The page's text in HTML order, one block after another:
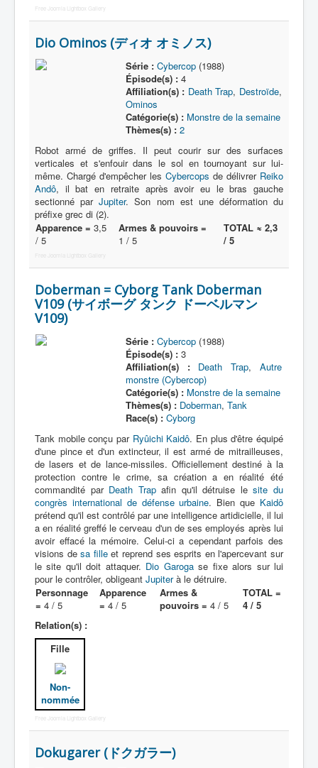
Free Joomla Lightbox Gallery
Dio Ominos (ディオ オミノス)
Série : Cybercop(1988)
Épisode(s) :4
Affiliation(s) : Death Trap, Destroïde,
Ominos
Catégorie(s) : Monstre de la semaine
Thèmes(s) : 2
Robot armé de griffes. Il peut courir sur des surfaces
verticales et s'enfouir dans le sol en tournoyant sur lui-
même. Chargé d'empêcher les Cybercops de délivrer Reiko
Andô, il bat en retraite après avoir eu le bras gauche
sectionné parJupiter. Son nom est une déformation du
préfixe grec di (2).
Apparence = 3,5
/ 5
Armes & pouvoirs =
1 / 5
TOTAL ≈ 2,3
/ 5
Doberman = Cyborg Tank Doberman
V109 (サイボーグ タンク ドーベルマン
V109)
Série : Cybercop(1988)
Épisode(s) :3
Affiliation(s) :
Death Trap, Autre
monstre (Cybercop)
Catégorie(s) : Monstre de la semaine
Thèmes(s) : Doberman, Tank
Race(s) : Cyborg
Tank mobile conçu par Ryûichi Kaidô. En plus d'être équipé
d'une pince et d'un extincteur, il est armé de mitrailleuses,
de lasers et de lance-missiles. Officiellement destiné à la
protection contre le crime, sa création a en réalité été
commandité par Death Trapafin qu'il détruise lesite du
congrès international de défense urbaine. Bien que Kaidô
prétend qu'il est contrôlé par une intelligence artidicielle, il lui
a en réalité greffé le cerveau d'un de ses employés après lui
avoir effacé la mémoire. Celui-ci a cependant parfois des
visions desa filleet reprend ses esprits en l'apercevant sur
le site qu'il doit attaquer. Dio Garogase fixe alors sur lui
pour le contrôler, obligeant Jupiterà le détruire.
Personnage
= 4 / 5
Apparence
= 4 / 5
Armes &
pouvoirs = 4 / 5
TOTAL =
4 / 5
Relation(s) :
Fille
Non-
nommée
Free Joomla Lightbox Gallery
Dokugarer (ドクガラー)